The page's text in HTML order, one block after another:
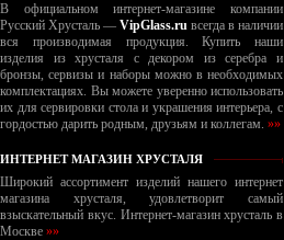
В официальном интернет-магазине компании
Русский Хрусталь — VipGlass.ru всегда в наличии
вся производимая продукция. Купить наши
изделия из хрусталя с декором из серебра и
бронзы, сервизы и наборы можно в необходимых
комплектациях. Вы можете уверенно использовать
их для сервировки стола и украшения интерьера, с
гордостью дарить родным, друзьям и коллегам. »»
ИНТЕРНЕТ МАГАЗИН ХРУСТАЛЯ
Широкий ассортимент изделий нашего интернет
магазина хрусталя, удовлетворит самый
взыскательный вкус. Интернет-магазин хрусталь в
Москве »»